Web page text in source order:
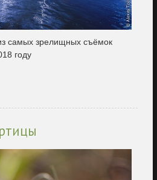
самых зрелищных съёмок
году